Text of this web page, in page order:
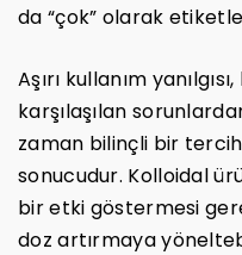
da “çok” olarak
Aşırı kullanım
karşılaşılan
zaman bilinçli bir
sonucudur. Kolloidal
bir etki göstermesi
doz artırmaya